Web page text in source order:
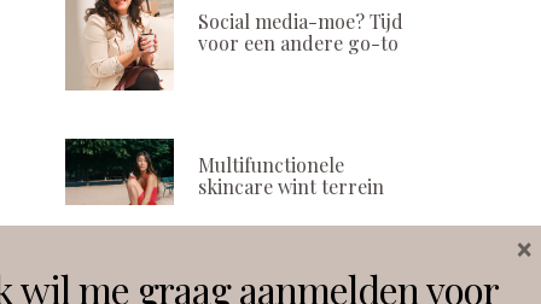
Social media-moe? Tijd
voor een andere go-to
Multifunctionele
skincare wint terrein
Volg ons
wil me graag aanmelden voor
×